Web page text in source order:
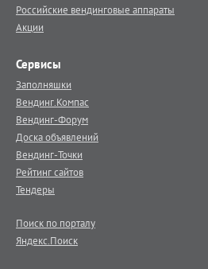
Российские вендинговые аппараты
Акции
Сервисы
Заполняшки
Вендинг.Компас
Вендинг-Форум
Доска объявлений
Вендинг-Точки
Рейтинг сайтов
Тендеры
Поиск по порталу
Яндекс.Поиск